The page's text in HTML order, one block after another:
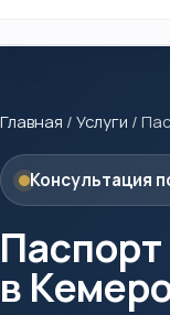
Главная / Услуги /
Консультация
в